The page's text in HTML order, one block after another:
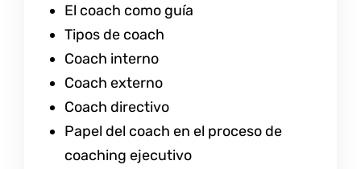
El coach como guía
Tipos de coach
Coach interno
Coach externo
Coach directivo
Papel del coach en el proceso de
coaching ejecutivo